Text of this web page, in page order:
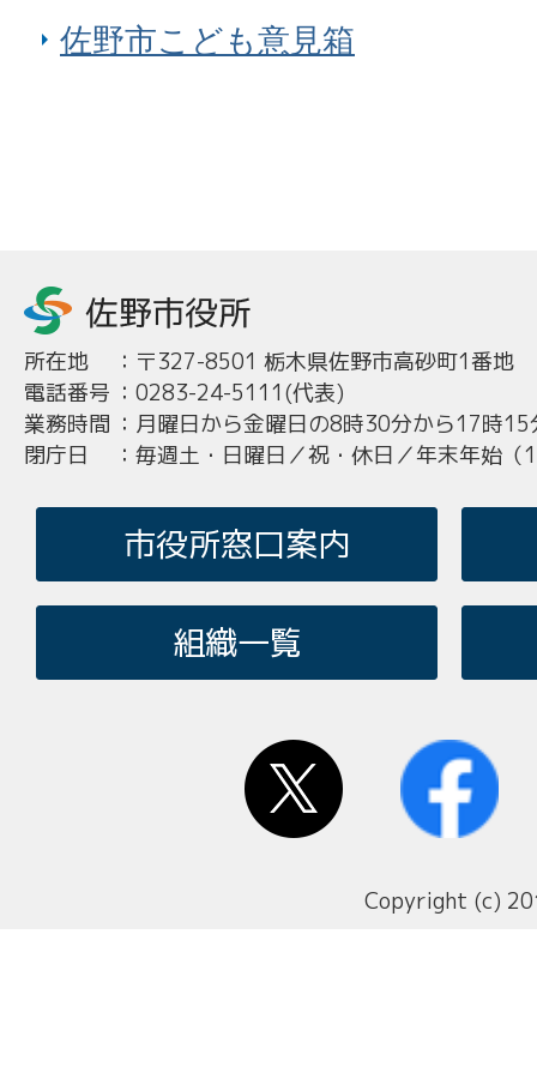
佐野市こども意見箱
所在地 ： 〒327-8501 栃木県佐野市高砂町1番地
電話番号 ： 0283-24-5111(代表)
業務時間 ： 月曜日から金曜日の8時30分から17時15
閉庁日
： 毎週土・日曜日／祝・休日／年末年始
市役所窓口案内
組織一覧
Copyright (c)